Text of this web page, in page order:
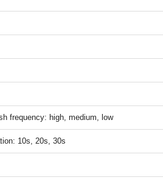
frequency: high, medium, low
10s, 20s, 30s